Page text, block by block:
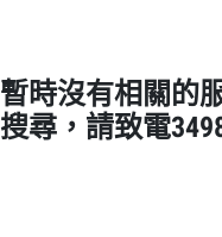
暫時沒有相關的
搜尋，請致電